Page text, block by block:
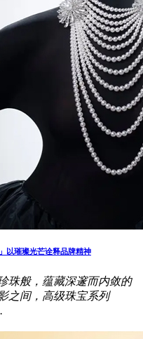
以璀璨光芒诠释品牌精神
珠般，蕴藏深邃而内敛的
之间，高级珠宝系列